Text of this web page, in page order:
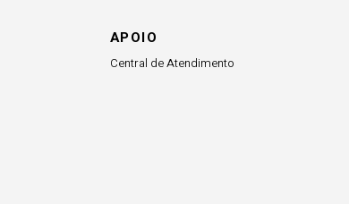
APOIO
Central de Atendimento